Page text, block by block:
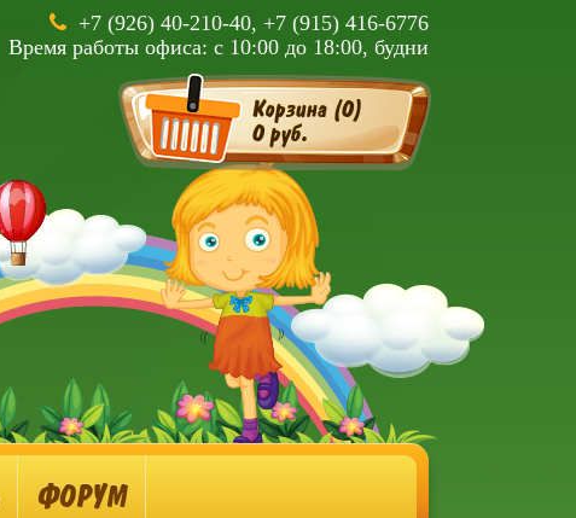
+7 (926) 40-210-40, +7 (915) 416-6776
Время работы офиса: с 10:00 до 18:00, будни
Корзина (0)
0 руб.
ФОРУМ